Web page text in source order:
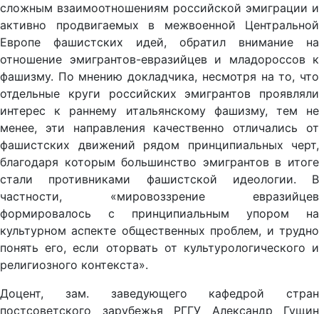
сложным взаимоотношениям российской эмиграции и
активно продвигаемых в межвоенной Центральной
Европе фашистских идей, обратил внимание на
отношение эмигрантов-евразийцев и младороссов к
фашизму. По мнению докладчика, несмотря на то, что
отдельные круги российских эмигрантов проявляли
интерес к раннему итальянскому фашизму, тем не
менее, эти направления качественно отличались от
фашистских движений рядом принципиальных черт,
благодаря которым большинство эмигрантов в итоге
стали противниками фашистской идеологии. В
частности, «мировоззрение евразийцев
формировалось с принципиальным упором на
культурном аспекте общественных проблем, и трудно
понять его, если оторвать от культурологического и
религиозного контекста».
Доцент, зам. заведующего кафедрой стран
постсоветского зарубежья РГГУ Александр Гущин